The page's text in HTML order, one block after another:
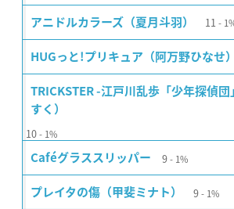
アニドルカラーズ（夏月斗羽） 11
HUGっと!プリキュア（阿万野ひなせ）
TRICKSTER -江戸川乱歩「少年探偵
すく）
10 1%
Caféグラススリッパー 9 1%
プレイタの傷（甲斐ミナト） 9 1%